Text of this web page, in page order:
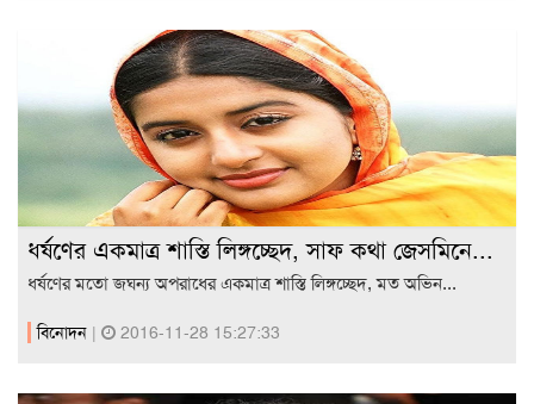
ধর্ষণের একমাত্র শাস্তি লিঙ্গচ্ছেদ, সাফ কথা জেসমিনে...
ধর্ষণের মতো জঘন্য অপরাধের একমাত্র শাস্তি লিঙ্গচ্ছেদ, মত অভিন...
বিনোদন | 2016-11-28 15:27:33